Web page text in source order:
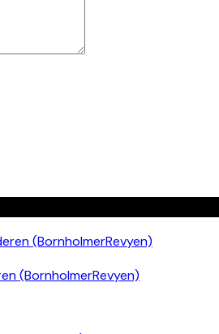
(BornholmerRevyen)